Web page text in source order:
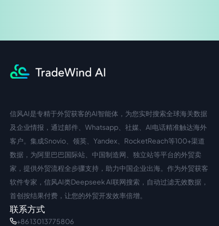
中文入口
信风AI是专精于外贸获客的AI智能体，为您实时搜索全球海关数据
及企业情报，通过邮件、Whatsapp、社媒、AI电话精准触达海外
客户。集成Snovio、领英、Yandex、RocketReach等100+渠道
数据，为阿里巴巴国际站、中国制造网、独立站等平台的外贸卖
家，提供外贸流程全步骤支持，助力中国企业出海。作为外贸获客
软件专家，信风AI类Deepseek AI联网搜索，自动过滤无效数据，
首创按结果付费，让您的外贸开发效率倍增。
联系方式
+86 13013775806